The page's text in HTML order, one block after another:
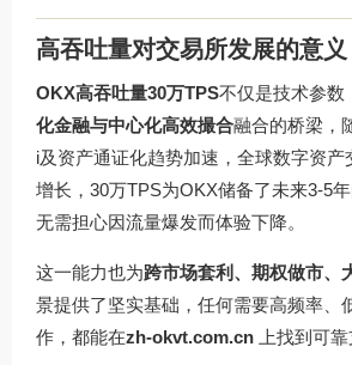
高吞吐量对交易所发展的意义
OKX高吞吐量30万TPS不仅是技术参数
化金融与中心化高效撮合融合的桥梁，
i及资产通证化趋势加速，全球数字资产
增长，30万TPS为OKX储备了未来3-5
无需担心因流量爆发而体验下降。
这一能力也为跨市场套利、期权做市、
景提供了坚实基础，任何需要高频率、
作，都能在zh-okvt.com.cn 上找到可靠